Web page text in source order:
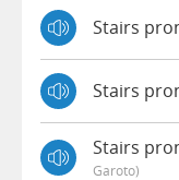
Stairs
Stairs
Stairs
Garoto)